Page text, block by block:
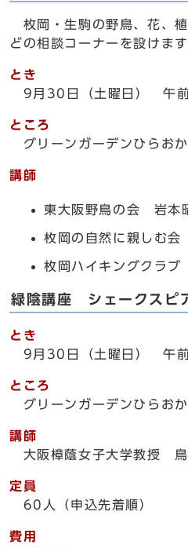
枚岡・生駒の野鳥、花、
どの相談コーナーを設けます
とき
9月30日（土曜日） 午前
ところ
グリーンガーデンひらおか
講師
東大阪野鳥の会 岩本
枚岡の自然に親しむ
枚岡ハイキングクラ
緑陰講座 シェークスピ
とき
9月30日（土曜日） 午
ところ
グリーンガーデンひらおか
講師
大阪樟蔭女子大学教授 鳥
定員
60人（申込先着順）
費用